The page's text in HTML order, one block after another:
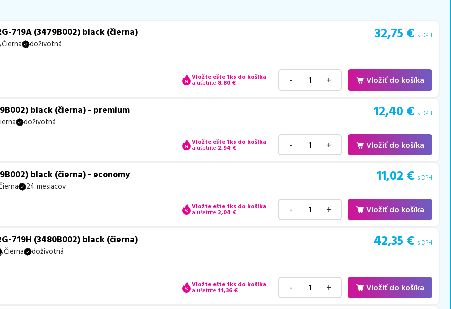
719A (3479B002) black (čierna) 32,75 € s DPH
Čierna doživotná
Vložte ešte 1ks do košíka
a ušetríte 8,80 € - + Vložiť do košíka
black (čierna) - premium 12,40 € s DPH
doživotná
Vložte ešte 1ks do košíka
a ušetríte 2,94 € - + Vložiť do košíka
black (čierna) - economy 11,02 € s DPH
24 mesiacov
Vložte ešte 1ks do košíka
a ušetríte 2,04 € - + Vložiť do košíka
719H (3480B002) black (čierna) 42,35 € s DPH
Čierna doživotná
Vložte ešte 1ks do košíka
a ušetríte 11,36 € - + Vložiť do košíka